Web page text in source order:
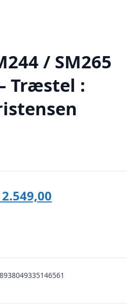
/ SM265
Træstel :
2.549,00
kr. 2.549,00.